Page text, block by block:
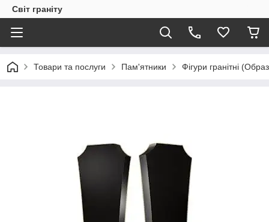
Світ граніту
Товари та послуги Пам'ятники Фігури гранітні